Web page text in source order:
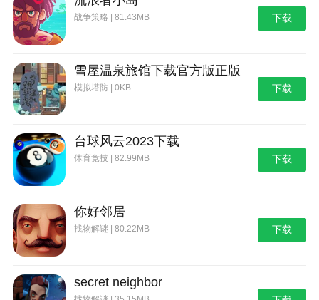
战争策略 | 81.43MB 下载
雪屋温泉旅馆下载官方版正版
模拟塔防 | 0KB 下载
台球风云2023下载
体育竞技 | 82.99MB 下载
你好邻居
找物解谜 | 80.22MB 下载
secret neighbor